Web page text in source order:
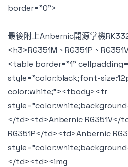
border="0">
最後附上Anbernic開源掌機
<h3>RG351M、RG351P、
<table border="1"
style="color:black;font-
color:white;"><tbody><tr
</td><td>Anbernic RG351V</
RG351P</td><td>Anbernic
</td><td><img